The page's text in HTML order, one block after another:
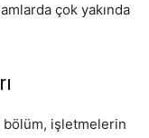
çok yakında
bölüm, işletmelerin